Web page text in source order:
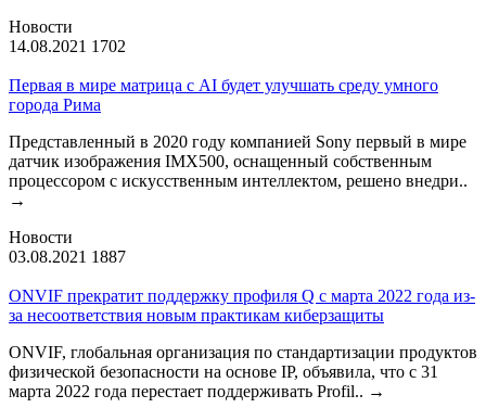
Новости
14.08.2021 1702
Первая в мире матрица с AI будет улучшать среду умного
города Рима
Представленный в 2020 году компанией Sony первый в мире
датчик изображения IMX500, оснащенный собственным
процессором с искусственным интеллектом, решено внедри..
→
Новости
03.08.2021 1887
ONVIF прекратит поддержку профиля Q с марта 2022 года из-
за несоответствия новым практикам киберзащиты
ONVIF, глобальная организация по стандартизации продуктов
физической безопасности на основе IP, объявила, что с 31
марта 2022 года перестает поддерживать Profil.. →